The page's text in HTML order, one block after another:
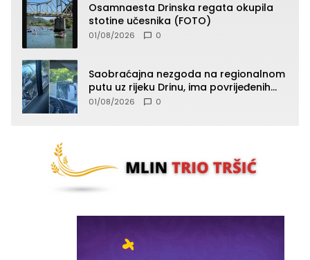
Osamnaesta Drinska regata okupila
stotine učesnika (FOTO)
01/08/2026 0
Saobraćajna nezgoda na regionalnom
putu uz rijeku Drinu, ima povrijeđenih
lica (FOTO)
01/08/2026 0